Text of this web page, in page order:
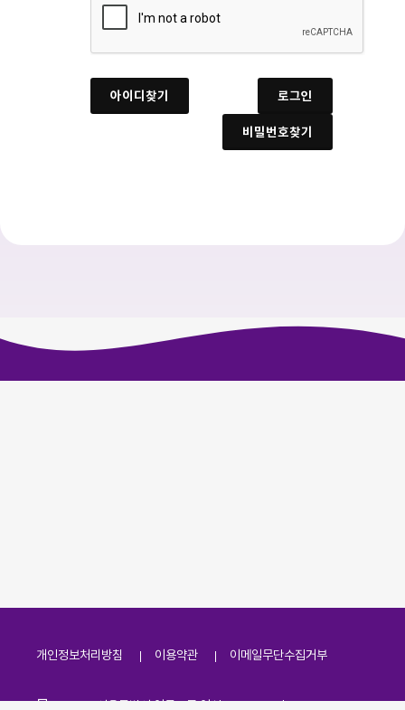
아이디찾기 로그인
비밀번호찾기
개인정보처리방침 이용약관 이메일무단수집거부
주소
(07251) 서울특별시 영등포구 영신로 166, 319호